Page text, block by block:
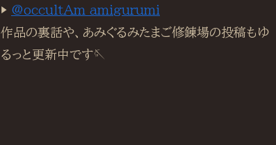
▶ @occultAm_amigurumi
作品の裏話や、あみぐるみたまご修錬場の投稿もゆ
るっと更新中です🪡